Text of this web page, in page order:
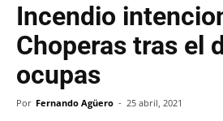
Incendio
Choperas tras el
ocupas
Por Fernando Agüero - 25 abril, 2021